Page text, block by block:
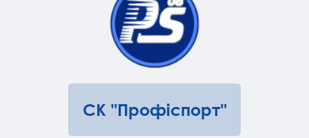
СК "Профіспорт"